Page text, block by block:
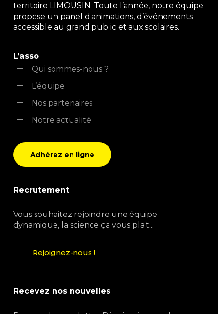
territoire LIMOUSIN. Toute l’année, notre équipe
propose un panel d’animations, d’événements
accessible au grand public et aux scolaires.
L’asso
Qui sommes-nous ?
L’équipe
Nos partenaires
Notre actualité
Adhérez en ligne
Recrutement
Vous souhaitez rejoindre une équipe
dynamique, la science ça vous plait...
Rejoignez-nous !
Recevez nos nouvelles